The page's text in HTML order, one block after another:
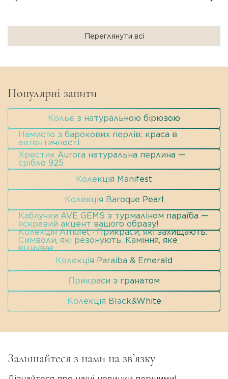
Переглянути всі
Популярні запити
Кольє з натуральною бірюзою
Намисто з барокових перлів: краса в
автентичності
Хрестик Aurora натуральна перлина —
срібло 925
Колекція Manifest
Колекція Baroque Pearl
Каблучки AVE GEMS з турмаліном параїба —
яскравий акцент вашого образу!
Колекція Amulet · Прикраси, які захищають.
Символи, які резонують. Каміння, яке
відчуває.
Колекція Paraiba & Emerald
Прикраси з гранатом
Колекція Black&White
Залишайтеся з нами на зв’язку